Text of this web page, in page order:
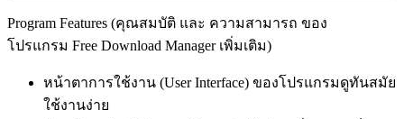
Program Features (คุณสมบัติ และ ความสามารถ ของ
โปรแกรม Free Download Manager เพิ่มเติม)
หน้าตาการใช้งาน (User Interface) ของโปรแกรมดูทันสมัย
ใช้งานง่าย